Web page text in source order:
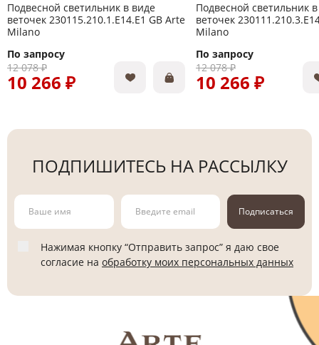
Подвесной светильник в виде
веточек 230115.210.1.E14.E1 GB Arte
Milano
По запросу
12 078 ₽
10 266 ₽
Подвесной светильник
веточек
Milano
По запросу
12 078 ₽
10 266 ₽
ПОДПИШИТЕСЬ НА РАССЫЛКУ
Подписаться
Нажимая кнопку “Отправить запрос” я даю свое
согласие на обработку моих персональных данных